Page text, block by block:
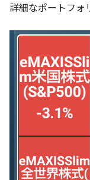
詳細なポートフ